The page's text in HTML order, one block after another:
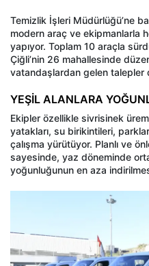
Temizlik İşleri Müdürlüğü’ne
modern araç ve ekipmanlarla
yapıyor. Toplam 10 araçla
Çiğli’nin 26 mahallesinde
vatandaşlardan gelen talepler
YEŞİL ALANLARA
Ekipler özellikle sivrisinek
yatakları, su birikintileri,
çalışma yürütüyor. Planlı ve
sayesinde, yaz döneminde
yoğunluğunun en aza